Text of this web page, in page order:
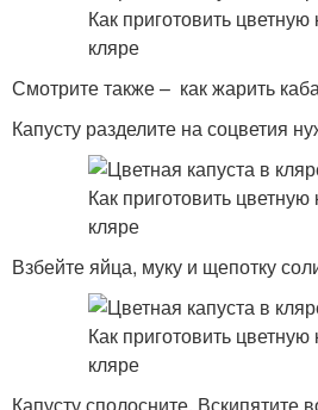
Смотрите также – как жарить
Капусту разделите на соцветия
Взбейте яйца, муку и щепотку